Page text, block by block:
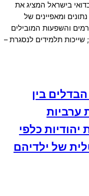
בישראל המציג את
ומאפיינים של
והשפעות המובילים
תלמידים לנסגרת –
בין
ערביות
כלפי
של ילדיהם